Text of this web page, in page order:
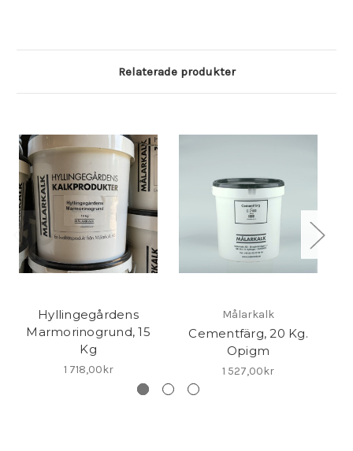
Relaterade produkter
Hyllingegårdens
Marmorinogrund, 15
Kg
1 718,00kr
Målarkalk
Cementfärg, 20 Kg.
Opigm
1 527,00kr